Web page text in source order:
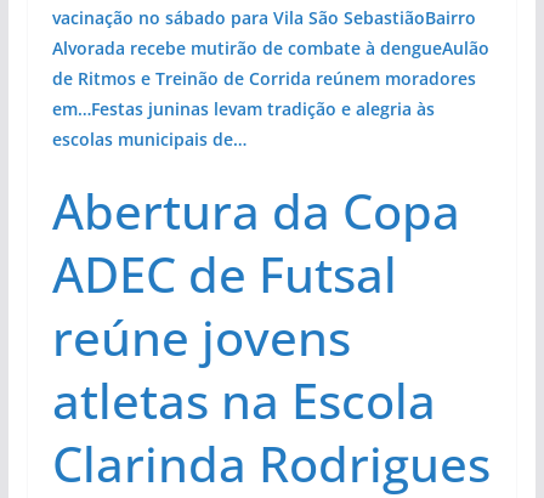
vacinação no sábado para Vila São SebastiãoBairro
Alvorada recebe mutirão de combate à dengueAulão
de Ritmos e Treinão de Corrida reúnem moradores
em…Festas juninas levam tradição e alegria às
escolas municipais de…
Abertura da Copa
ADEC de Futsal
reúne jovens
atletas na Escola
Clarinda Rodrigues